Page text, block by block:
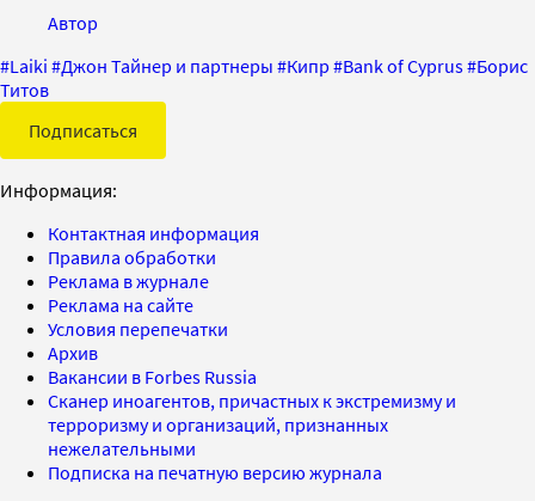
Автор
#Laiki #Джон Тайнер и партнеры #Кипр #Bank of Cyprus#Борис
Титов
Подписаться
Информация:
Контактная информация
Правила обработки
Реклама в журнале
Реклама на сайте
Условия перепечатки
Архив
Вакансии в Forbes Russia
Сканер иноагентов, причастных к экстремизму и
терроризму и организаций, признанных
нежелательными
Подписка на печатную версию журнала